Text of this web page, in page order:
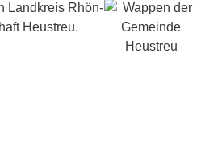
Landkreis Rhön-
Heustreu.